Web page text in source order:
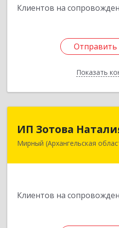
Клиентов на
Отправить
Показать
Отправить
Назад
ИП Зотова
Мирный (Архангельская
Клиентов на
164170,